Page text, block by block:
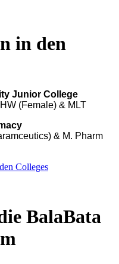
in den
Junior College
(Female) & MLT
& M. Pharm
Colleges
BalaBata